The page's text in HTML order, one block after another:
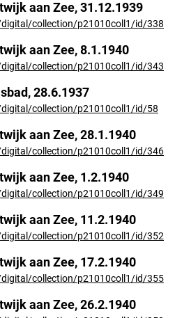
aan Zee, 31.12.1939
digital/collection/p21010coll1/id/338
aan Zee, 8.1.1940
digital/collection/p21010coll1/id/343
28.6.1937
digital/collection/p21010coll1/id/58
aan Zee, 28.1.1940
digital/collection/p21010coll1/id/346
aan Zee, 1.2.1940
digital/collection/p21010coll1/id/349
aan Zee, 11.2.1940
digital/collection/p21010coll1/id/352
aan Zee, 17.2.1940
digital/collection/p21010coll1/id/355
aan Zee, 26.2.1940